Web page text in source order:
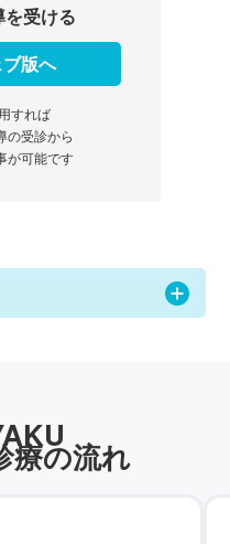
受ける
版へ
すれば
の受診から
が可能です
療の流れ